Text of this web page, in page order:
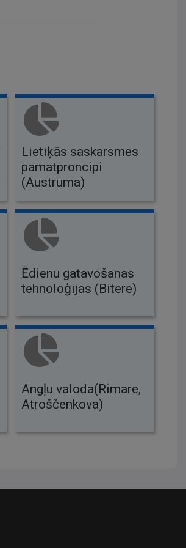
Lietiķās saskarsmes
pamatproncipi
(Austruma)
Ēdienu gatavošanas
tehnoloģijas (Bitere)
Angļu valoda(Rimare,
Atroščenkova)